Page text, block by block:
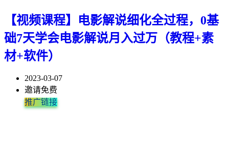
【视频课程】电影解说细化全过程，0基
础7天学会电影解说月入过万（教程+素
材+软件）
2023-03-07
邀请免费
推广链接